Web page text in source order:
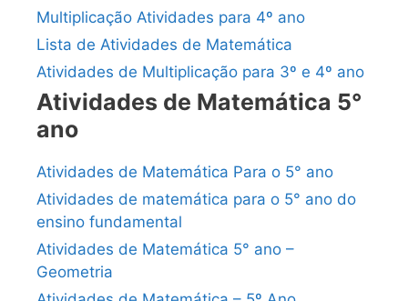
Multiplicação Atividades para 4º ano
Lista de Atividades de Matemática
Atividades de Multiplicação para 3º e 4º ano
Atividades de Matemática 5°
ano
Atividades de Matemática Para o 5° ano
Atividades de matemática para o 5° ano do
ensino fundamental
Atividades de Matemática 5° ano –
Geometria